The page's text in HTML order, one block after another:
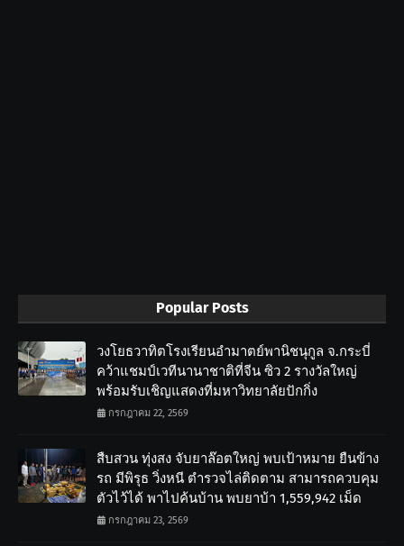
Popular Posts
วงโยธวาทิตโรงเรียนอำมาตย์พานิชนุกูล จ.กระบี่
คว้าแชมป์เวทีนานาชาติที่จีน ซิว 2 รางวัลใหญ่
พร้อมรับเชิญแสดงที่มหาวิทยาลัยปักกิ่ง
กรกฎาคม 22, 2569
สืบสวน ทุ่งสง จับยาล๊อตใหญ่ พบเป้าหมาย ยืนข้าง
รถ มีพิรุธ วิ่งหนี ตำรวจไล่ติดตาม สามารถควบคุม
ตัวไว้ได้ พาไปค้นบ้าน พบยาบ้า 1,559,942 เม็ด
กรกฎาคม 23, 2569